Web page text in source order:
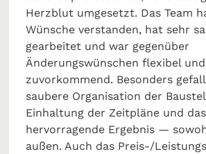
Herzblut umgesetzt. Das Team
Wünsche verstanden, hat sehr
gearbeitet und war gegenüber
Änderungswünschen flexibel und
zuvorkommend. Besonders
saubere Organisation der
Einhaltung der Zeitpläne und das
hervorragende Ergebnis —
außen. Auch das Preis-/